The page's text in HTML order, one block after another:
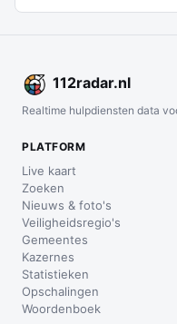
112radar.nl
Realtime hulpdiensten data
PLATFORM
Live kaart
Zoeken
Nieuws & foto's
Veiligheidsregio's
Gemeentes
Kazernes
Statistieken
Opschalingen
Woordenboek